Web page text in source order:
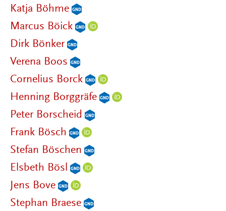
Katja Böhme
Marcus Böick
Dirk Bönker
Verena Boos
Cornelius Borck
Henning Borggräfe
Peter Borscheid
Frank Bösch
Stefan Böschen
Elsbeth Bösl
Jens Bove
Stephan Braese